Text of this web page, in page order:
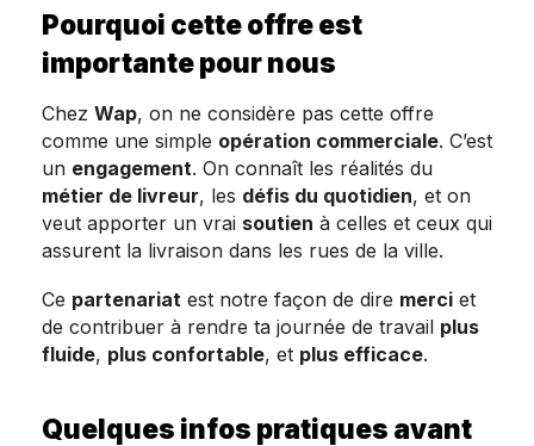
Pourquoi cette offre est
importante pour nous
Chez Wap, on ne considère pas cette offre
comme une simple opération commerciale. C’est
un engagement. On connaît les réalités du
métier de livreur, les défis du quotidien, et on
veut apporter un vrai soutien à celles et ceux qui
assurent la livraison dans les rues de la ville.
Ce partenariat est notre façon de dire merci et
de contribuer à rendre ta journée de travail plus
fluide, plus confortable, et plus efficace.
Quelques infos pratiques avant